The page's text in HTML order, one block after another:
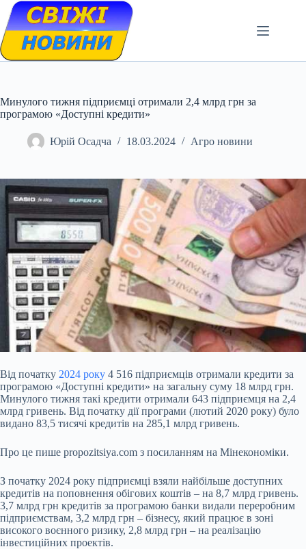
Skip
content
Минулого тижня підприємці отримали 2,4 млрд грн за
програмою «Доступні кредити»
Юрій Осадча 18.03.2024 Агро новини
Від початку 2024 року 4 516 підприємців отримали кредити за
програмою «Доступні кредити» на загальну суму 18 млрд грн.
Минулого тижня такі кредити отримали 643 підприємця на 2,4
млрд гривень. Від початку дії програми (лютий 2020 року) було
видано 83,5 тисячі кредитів на 285,1 млрд гривень.
Про це пише propozitsiya.com з посиланням на Мінекономіки.
З початку 2024 року підприємці взяли найбільше доступних
кредитів на поповнення обігових коштів – на 8,7 млрд гривень.
3,7 млрд грн кредитів за програмою банки видали переробним
підприємствам, 3,2 млрд грн – бізнесу, який працює в зоні
високого воєнного ризику, 2,8 млрд грн – на реалізацію
інвестиційних проектів.